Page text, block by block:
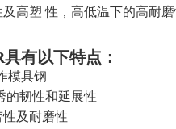
及高塑 性，高低温下的高耐
具有以下特点：
模具钢
的韧性和延展性
性及耐磨性